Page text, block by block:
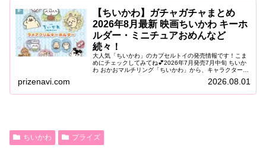
【ちいかわ】ガチャガチャまとめ
2026年8月最新 映画ちいかわ キーホ
ルダー・ミニチュアおめんなど
続々！
大人気「ちいかわ」のカプセルトイの発売情報です！こま
めにチェックしてみてね💕2026年7月発売7月中旬 ちいか
わ おかおマルチリング「ちいかわ」から、キャラクターの
prizenavi.com 2026.08.01
ちいかわ プライズ